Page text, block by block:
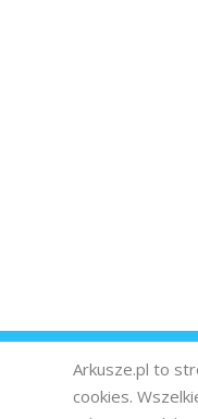
Arkusze.pl to
cookies.